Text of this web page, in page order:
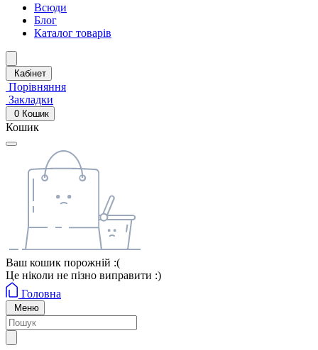
Всюди
Блог
Каталог товарів
Кабінет
Порівняння
Закладки
0 Кошик
Кошик
Ваш кошик порожній :(
Це ніколи не пізно виправити :)
Головна
Меню